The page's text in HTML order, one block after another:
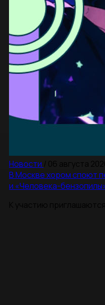
Новости
В Москве хором споют
и «Человека-